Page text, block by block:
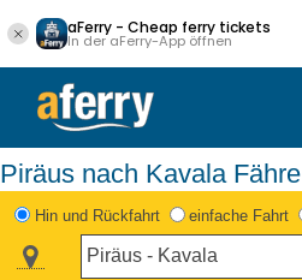
aFerry - Cheap ferry tickets
In der aFerry-App öffnen
Piräus nach Kavala Fähre
Hin und Rückfahrt einfache Fahrt